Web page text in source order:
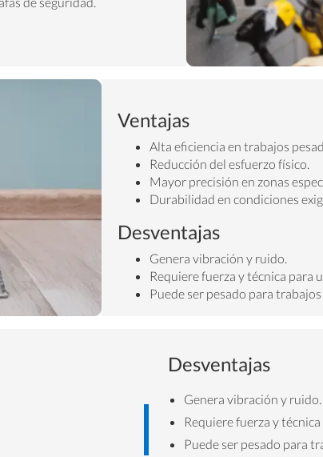
Ventajas
Alta eficiencia en trabajos
Reducción del esfuerzo físico.
Mayor precisión en zonas
Durabilidad en condiciones
Desventajas
Genera vibración y ruido.
Requiere fuerza y técnica para
Puede ser pesado para
Desventajas
Genera vibración y ruido.
Requiere fuerza y
Puede ser pesado para